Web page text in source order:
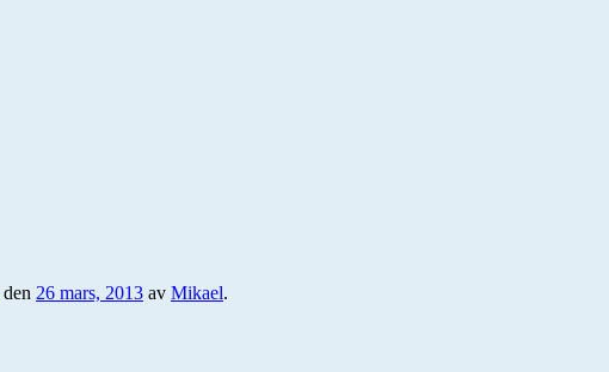
den 26 mars, 2013 av Mikael.